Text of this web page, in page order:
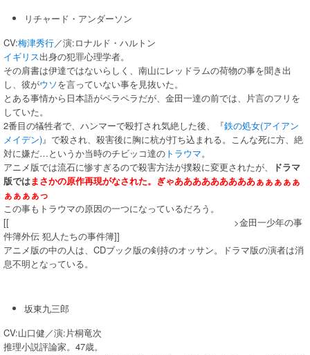
リチャード・アンダーソン
CV:梅津秀行／演:ロナルド・ハルトン
イギリス出身の犯罪心理学者。
その肩書は伊達ではないらしく、南山にレッドラムの荷物の事を聞き出
し、彼がウソを言っていない事を見抜いた。
とある事情から日本語がペラペラだが、金田一達の前では、片言のフリを
していた。
2番目の犠牲者で、ハンマーで殴打され気絶した後、『鉄の処女(アイアン
メイデン)』で殺され、殺害後に胸に杭が打ち込まれる。こんな死に方、絶
対に嫌だ…というか当時のチビッコ達の トラウマ。
アニメ版では流石に惨すぎるので殺害方法が撲殺に変更されたが、
ドラマ
版ではまさかの原作再現がなされた。ぎゃあああああああああぁぁぁぁぁ
ぁぁぁぁっ
この事もトラウマの原因の一つになっているだろう。
[[
>金田一少年の事
件簿外伝 犯人たちの事件簿]]
アニメ版の中の人は、CDブック版の剣持のオッサン。ドラマ版の演者は消
息不明となっている。
坂東九三郎
CV:山口健／演:片桐竜次
推理小説評論家。47歳。